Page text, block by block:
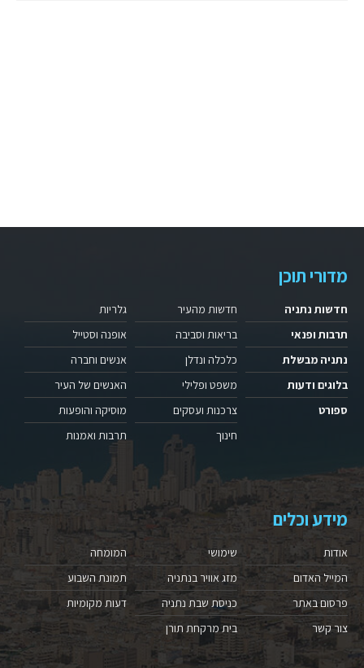
מדורי תוכן
חדשות נתניה
תרבות ופנאי
נתניה מבשלת
בלוגים ודעות
ספורט
חדשות מהעיר
בריאות וסביבה
כלכלה ונדלן
משפט ופלילי
צרכנות ועסקים
חינוך
גלריות
אופנה וסטייל
אנשים וחברה
האנשים של העיר
מוסיקה והופעות
תרבות ואמנות
מידע וכלים
אודות
המייל האדום
פרסום באתר
צור קשר
שימושי
מזג אוויר בנתניה
כניסת שבת נתניה
בית מרקחת תורן
המומחה
תמונת השבוע
דעות מקומיות